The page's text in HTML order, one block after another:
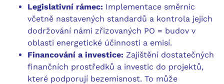
Legislativní rámec: Implementace směrnic
včetně nastavených standardů a kontrola jejich
dodržování námi zřizovaných PO = budov v
oblasti energetické účinnosti a emisí.
Financování a investice: Zajištění dostatečných
finančních prostředků a investic do projektů,
které podporují bezemisnost. To může